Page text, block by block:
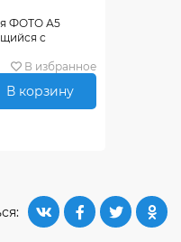
ФОТО А5
с
В избранное
В корзину